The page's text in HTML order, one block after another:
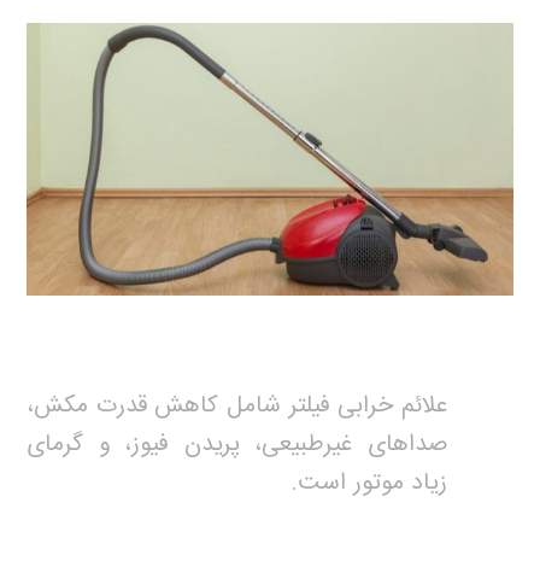
علائم خرابی فیلتر شامل کاهش قدرت مکش،
صداهای غیرطبیعی، پریدن فیوز، و گرمای
زیاد موتور است.